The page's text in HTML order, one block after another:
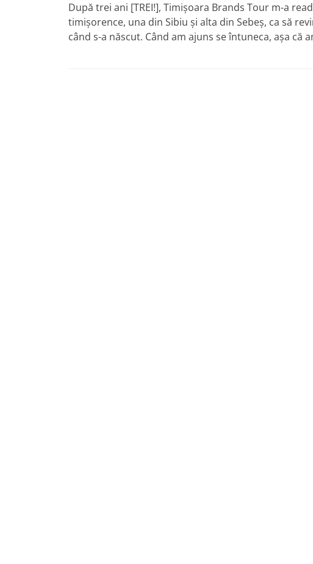
După trei ani [TREI!], Timişoara Brands Tour m-a
timişorence, una din Sibiu şi alta din Sebeş, ca să
când s-a născut. Când am ajuns se întuneca, aşa că